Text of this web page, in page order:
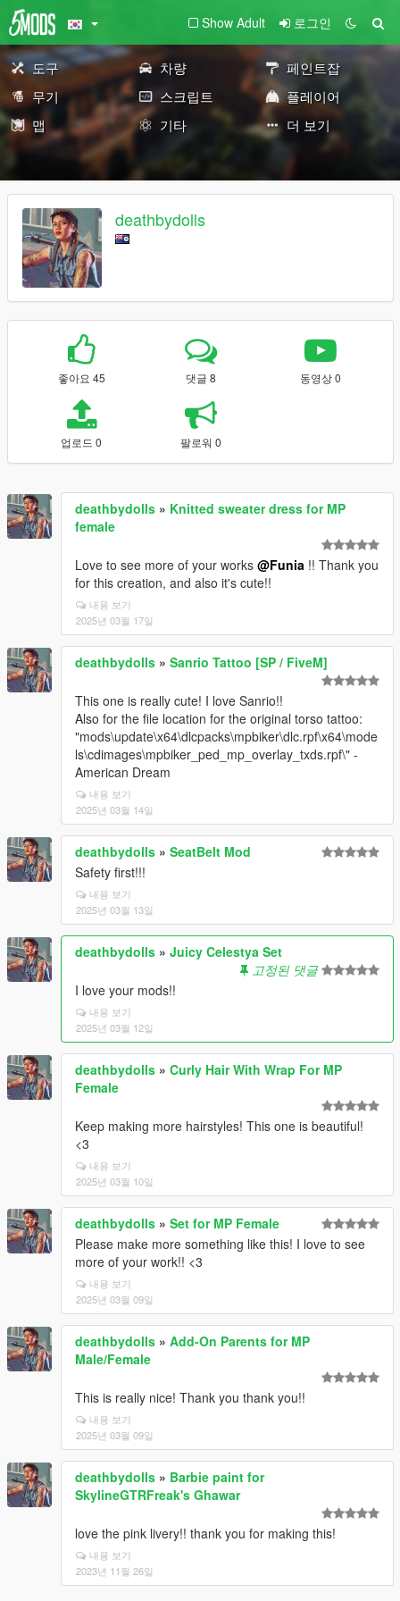
Show Adult 로그인
도구 차량
페인트잡
무기
스크립트
플레이어
맵
기타 더 보기
deathbydolls
좋아요 45 댓글 8 동영상 0
업로드 0 팔로워 0
deathbydolls » Knitted sweater dress for MP
female
Love to see more of your works @Funia !! Thank you
for this creation, and also it's cute!!
내용 보기
2025년 03월 17일
deathbydolls » Sanrio Tattoo [SP / FiveM]
This one is really cute! I love Sanrio!!
Also for the file location for the original torso tattoo:
"mods\update\x64\dlcpacks\mpbiker\dlc.rpf\x64\mode
ls\cdimages\mpbiker_ped_mp_overlay_txds.rpf\" -
American Dream
내용 보기
2025년 03월 14일
deathbydolls » SeatBelt Mod
Safety first!!!
내용 보기
2025년 03월 13일
deathbydolls » Juicy Celestya Set
고정된 댓글
I love your mods!!
내용 보기
2025년 03월 12일
deathbydolls » Curly Hair With Wrap For MP
Female
Keep making more hairstyles! This one is beautiful!
<3
내용 보기
2025년 03월 10일
deathbydolls » Set for MP Female
Please make more something like this! I love to see
more of your work!! <3
내용 보기
2025년 03월 09일
deathbydolls » Add-On Parents for MP
Male/Female
This is really nice! Thank you thank you!!
내용 보기
2025년 03월 09일
deathbydolls » Barbie paint for
SkylineGTRFreak's Ghawar
love the pink livery!! thank you for making this!
내용 보기
2023년 11월 26일